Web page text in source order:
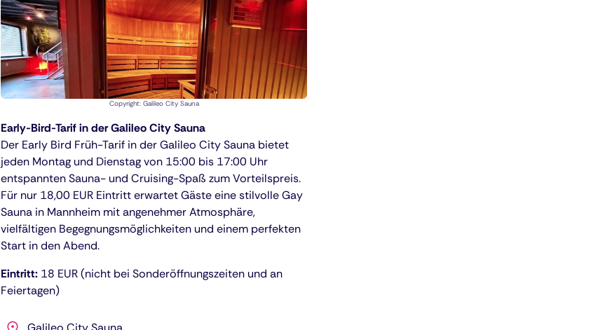
Copyright: Galileo City Sauna
Early-Bird-Tarif in der Galileo City Sauna
Der Early Bird Früh-Tarif in der Galileo City Sauna bietet
jeden Montag und Dienstag von 15:00 bis 17:00 Uhr
entspannten Sauna- und Cruising-Spaß zum Vorteilspreis.
Für nur 18,00 EUR Eintritt erwartet Gäste eine stilvolle Gay
Sauna in Mannheim mit angenehmer Atmosphäre,
vielfältigen Begegnungsmöglichkeiten und einem perfekten
Start in den Abend.
Eintritt: 18 EUR (nicht bei Sonderöffnungszeiten und an
Feiertagen)